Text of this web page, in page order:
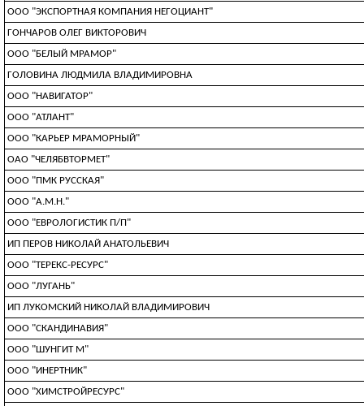
ООО "ЭКСПОРТНАЯ КОМПАНИЯ НЕГОЦИАНТ"
ГОНЧАРОВ ОЛЕГ ВИКТОРОВИЧ
ООО "БЕЛЫЙ МРАМОР"
ГОЛОВИНА ЛЮДМИЛА ВЛАДИМИРОВНА
ООО "НАВИГАТОР"
ООО "АТЛАНТ"
ООО "КАРЬЕР МРАМОРНЫЙ"
ОАО "ЧЕЛЯБВТОРМЕТ"
ООО "ПМК РУССКАЯ"
ООО "А.М.Н."
ООО "ЕВРОЛОГИСТИК П/П"
ИП ПЕРОВ НИКОЛАЙ АНАТОЛЬЕВИЧ
ООО "ТЕРЕКС-РЕСУРС"
ООО "ЛУГАНЬ"
ИП ЛУКОМСКИЙ НИКОЛАЙ ВЛАДИМИРОВИЧ
ООО "СКАНДИНАВИЯ"
ООО "ШУНГИТ М"
ООО "ИНЕРТНИК"
ООО "ХИМСТРОЙРЕСУРС"